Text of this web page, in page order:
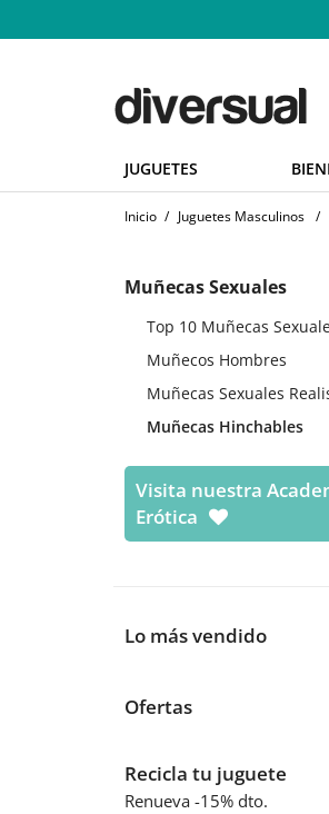
JUGUETES
Inicio / Juguetes Masculinos /
Muñecas Sexuales
Top 10 Muñecas
Muñecos Hombres
Muñecas Sexuales
Muñecas Hinchables
Visita nuestra
Erótica
Lo más vendido
Ofertas
Recicla tu juguete
Renueva -15% dto.